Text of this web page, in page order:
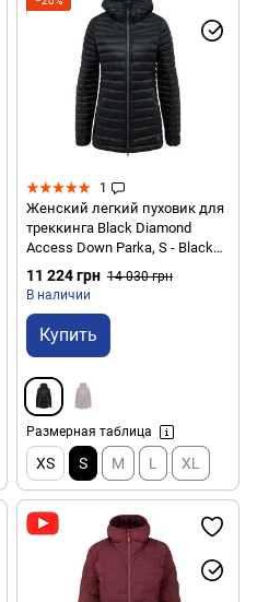
1
Женский легкий пуховик для
треккинга Black Diamond
Access Down Parka, S - Black
(BD 746082.0002-S)
11 224 грн 14 030 грн
В наличии
Купить
Размерная таблица
XS S M L XL